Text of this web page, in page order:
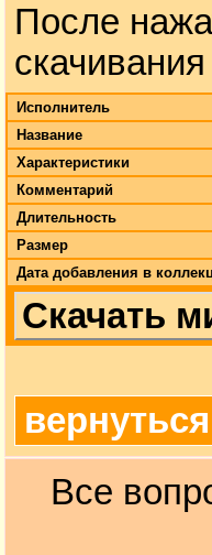
После
Исполнитель
Название
Характеристики
Комментарий
Длительность
Размер
Дата добавления в
Скачать
Все